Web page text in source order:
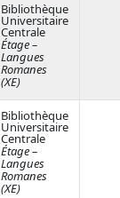
Bibliothèque
Universitaire
Centrale
Étage –
Langues
Romanes
(XE)
Bibliothèque
Universitaire
Centrale
Étage –
Langues
Romanes
(XE)